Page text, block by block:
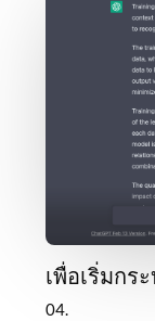
เพื่อเริ่มกร